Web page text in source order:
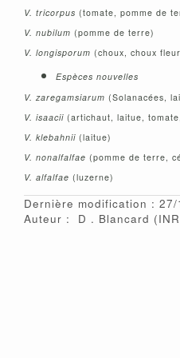
V. tricorpus (tomate, pomme de
V. nubilum (pomme de terre)
V. longisporum (choux, choux
Espèces nouvelles
V. zaregamsiarum (Solanacées,
V. isaacii (artichaut, laitue,
V. klebahnii (laitue)
V. nonalfalfae (pomme de terre,
V. alfalfae (luzerne)
Dernière modification : 27/
Auteur :
D Blancard